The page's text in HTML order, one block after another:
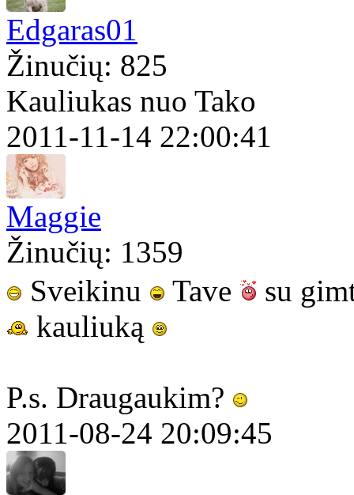
Edgaras01
Žinučių: 825
Kauliukas nuo Tako
2011-11-14 22:00:41
Maggie
Žinučių: 1359
Sveikinu
Tave
su
kauliuką
P.s. Draugaukim?
2011-08-24 20:09:45